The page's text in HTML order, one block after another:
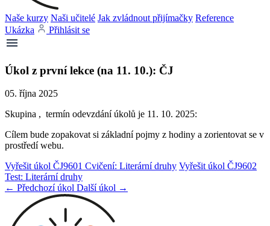
Naše kurzy Naši učitelé Jak zvládnout přijímačky Reference
Ukázka
Přihlásit se
Úkol z první lekce (na 11. 10.): ČJ
05. října 2025
Skupina , termín odevzdání úkolů je 11. 10. 2025:
Cílem bude zopakovat si základní pojmy z hodiny a zorientovat se v
prostředí webu.
Vyřešit úkol ČJ9601 Cvičení: Literární druhy Vyřešit úkol ČJ9602
Test: Literární druhy
← Předchozí úkol Další úkol →